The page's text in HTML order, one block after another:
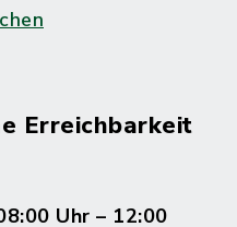
Erreichbarkeit
Uhr – 12:00